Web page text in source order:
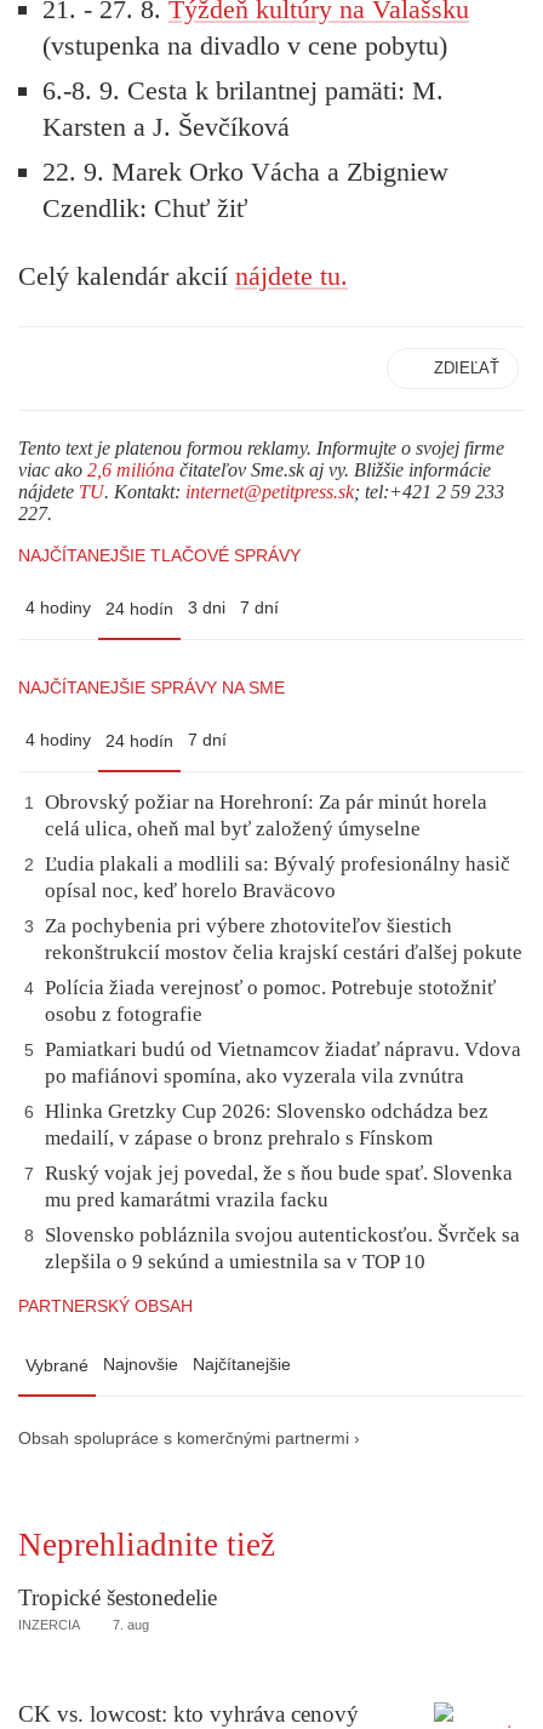
21. - 27. 8. Týždeň kultúry na Valašsku
(vstupenka na divadlo v cene pobytu)
6.-8. 9. Cesta k brilantnej pamäti: M.
Karsten a J. Ševčíková
22. 9. Marek Orko Vácha a Zbigniew
Czendlik: Chuť žiť
Celý kalendár akcií nájdete tu.
ZDIEĽAŤ
Tento text je platenou formou reklamy. Informujte o svojej firme
viac ako 2,6 milióna čitateľov Sme.sk aj vy. Bližšie informácie
nájdete TU. Kontakt: internet@petitpress.sk; tel:+421 2 59 233
227.
NAJČÍTANEJŠIE TLAČOVÉ SPRÁVY
4 hodiny 24 hodín 3 dni 7 dní
NAJČÍTANEJŠIE SPRÁVY NA SME
4 hodiny 24 hodín 7 dní
1
Obrovský požiar na Horehroní: Za pár minút horela
celá ulica, oheň mal byť založený úmyselne
2
Ľudia plakali a modlili sa: Bývalý profesionálny hasič
opísal noc, keď horelo Braväcovo
3
Za pochybenia pri výbere zhotoviteľov šiestich
rekonštrukcií mostov čelia krajskí cestári ďalšej pokute
4 Polícia žiada verejnosť o pomoc. Potrebuje stotožniť
osobu z fotografie
5
Pamiatkari budú od Vietnamcov žiadať nápravu. Vdova
po mafiánovi spomína, ako vyzerala vila zvnútra
6
Hlinka Gretzky Cup 2026: Slovensko odchádza bez
medailí, v zápase o bronz prehralo s Fínskom
7
Ruský vojak jej povedal, že s ňou bude spať. Slovenka
mu pred kamarátmi vrazila facku
8
Slovensko pobláznila svojou autentickosťou. Švrček sa
zlepšila o 9 sekúnd a umiestnila sa v TOP 10
PARTNERSKÝ OBSAH
Vybrané Najnovšie Najčítanejšie
Obsah spolupráce s komerčnými partnermi ›
Neprehliadnite tiež
Tropické šestonedelie
INZERCIA 7. aug
CK vs. lowcost: kto vyhráva cenový